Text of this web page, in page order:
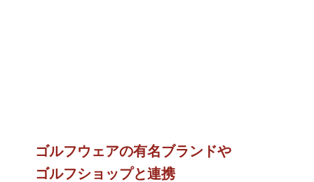
ゴルフウェアの有名ブランドや
ゴルフショップと連携